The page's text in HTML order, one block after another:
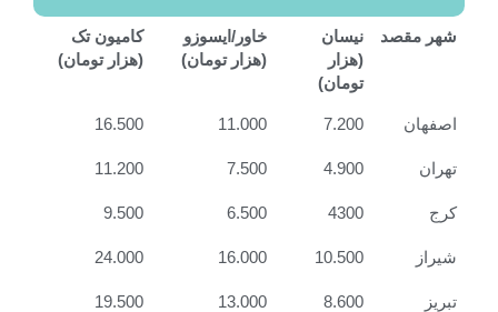
شهر مقصد
نیسان
(هزار
تومان)
خاور/ایسوزو
(هزار تومان)
کامیون تک
(هزار تومان)
اصفهان 7.200
11.000
16.500
تهران 4.900
7.500
11.200
کرج 4300
6.500
9.500
شیراز 10.500
16.000
24.000
تبریز 8.600
13.000
19.500